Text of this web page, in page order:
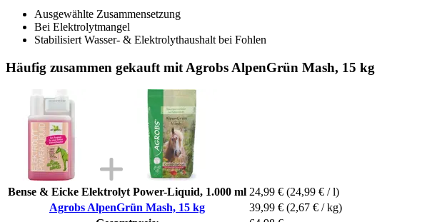
Ausgewählte Zusammensetzung
Bei Elektrolytmangel
Stabilisiert Wasser- & Elektrolythaushalt bei Fohlen
Häufig zusammen gekauft mit Agrobs AlpenGrün Mash, 15 kg
Bense & Eicke Elektrolyt Power-Liquid, 1.000 ml 24,99 € (24,99 € / l)
Agrobs AlpenGrün Mash, 15 kg
39,99 € (2,67 € / kg)